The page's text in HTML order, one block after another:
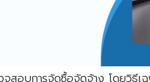
สอบการจัดซื้อจัดจ้าง โดยวิธีเฉ